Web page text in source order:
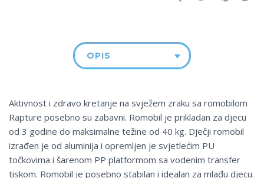
OPIS
Aktivnost i zdravo kretanje na svježem zraku sa romobilom
Rapture posebno su zabavni. Romobil je prikladan za djecu
od 3 godine do maksimalne težine od 40 kg. Dječji romobil
izrađen je od aluminija i opremljen je svjetlećim PU
točkovima i šarenom PP platformom sa vodenim transfer
tiskom. Romobil je posebno stabilan i idealan za mlađu djecu.